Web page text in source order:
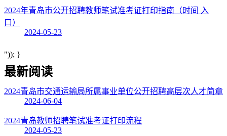
2024年青岛市公开招聘教师笔试准考证打印指南（时间 入
口）
2024-05-23
")); }
最新阅读
2024青岛市交通运输局所属事业单位公开招聘高层次人才简章
2024-06-04
2024青岛教师招聘笔试准考证打印流程
2024-05-23